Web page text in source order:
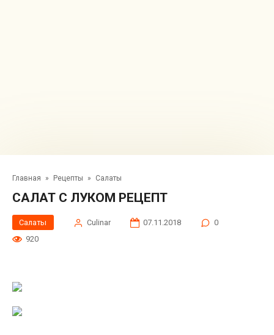
Главная » Рецепты » Салаты
САЛАТ С ЛУКОМ РЕЦЕПТ
Салаты Сulinar 07.11.2018
0
920